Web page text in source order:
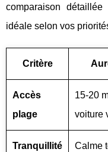
comparaison
idéale selon vos
Critère
Accès
plage
15-20
voiture
Tranquillité
Calme